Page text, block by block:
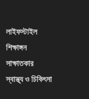
লাইফস্টাইল
শিক্ষাঙ্গন
সাক্ষাতকার
স্বাস্থ্য ও চিকিৎসা